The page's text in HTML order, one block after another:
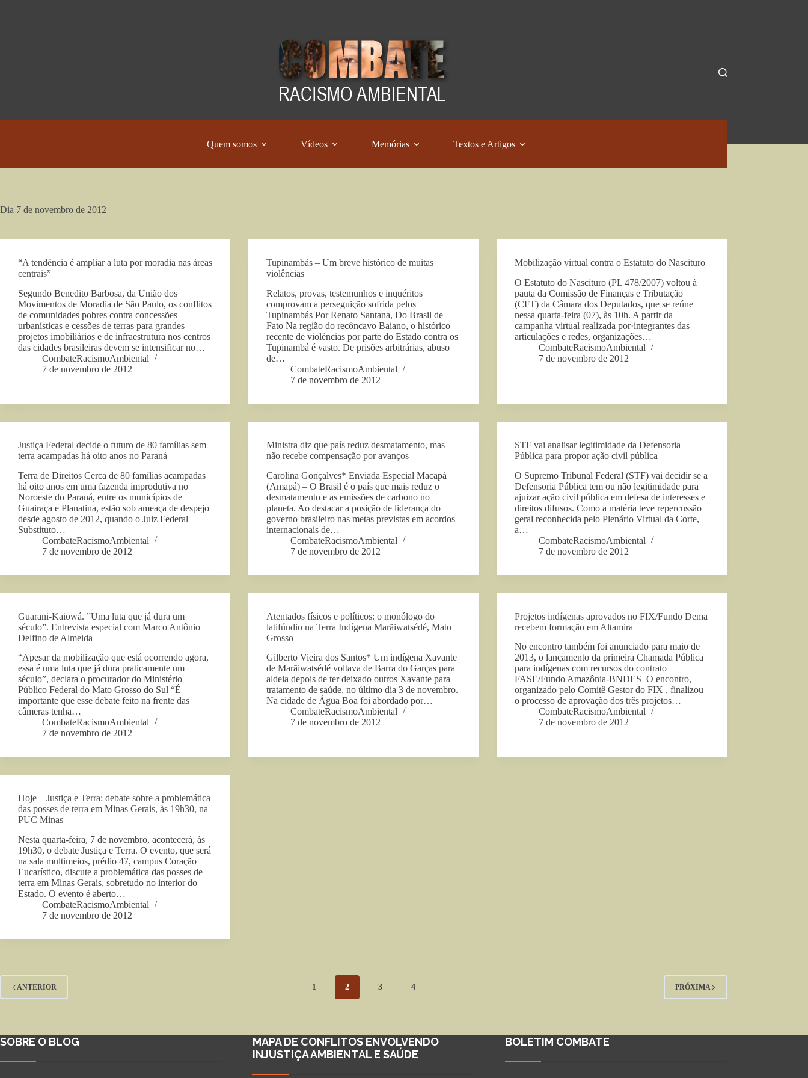
Quem somos Vídeos Memórias Textos e Artigos
Dia 7 de novembro de 2012
“A tendência é ampliar a luta por moradia nas áreas
centrais”
Segundo Benedito Barbosa, da União dos
Movimentos de Moradia de São Paulo, os conflitos
de comunidades pobres contra concessões
urbanísticas e cessões de terras para grandes
projetos imobiliários e de infraestrutura nos centros
das cidades brasileiras devem se intensificar no…
CombateRacismoAmbiental
7 de novembro de 2012
Tupinambás – Um breve histórico de muitas
violências
Relatos, provas, testemunhos e inquéritos
comprovam a perseguição sofrida pelos
Tupinambás Por Renato Santana, Do Brasil de
Fato Na região do recôncavo Baiano, o histórico
recente de violências por parte do Estado contra os
Tupinambá é vasto. De prisões arbitrárias, abuso
de…
CombateRacismoAmbiental
7 de novembro de 2012
Mobilização virtual contra o Estatuto do Nascituro
O Estatuto do Nascituro (PL 478/2007) voltou à
pauta da Comissão de Finanças e Tributação
(CFT) da Câmara dos Deputados, que se reúne
nessa quarta-feira (07), às 10h. A partir da
campanha virtual realizada por·integrantes das
articulações e redes, organizações…
CombateRacismoAmbiental
7 de novembro de 2012
Justiça Federal decide o futuro de 80 famílias sem
terra acampadas há oito anos no Paraná
Terra de Direitos Cerca de 80 famílias acampadas
há oito anos em uma fazenda improdutiva no
Noroeste do Paraná, entre os municípios de
Guairaça e Planatina, estão sob ameaça de despejo
desde agosto de 2012, quando o Juiz Federal
Substituto…
CombateRacismoAmbiental
7 de novembro de 2012
Ministra diz que país reduz desmatamento, mas
não recebe compensação por avanços
Carolina Gonçalves* Enviada Especial Macapá
(Amapá) – O Brasil é o país que mais reduz o
desmatamento e as emissões de carbono no
planeta. Ao destacar a posição de liderança do
governo brasileiro nas metas previstas em acordos
internacionais de…
CombateRacismoAmbiental
7 de novembro de 2012
STF vai analisar legitimidade da Defensoria
Pública para propor ação civil pública
O Supremo Tribunal Federal (STF) vai decidir se a
Defensoria Pública tem ou não legitimidade para
ajuizar ação civil pública em defesa de interesses e
direitos difusos. Como a matéria teve repercussão
geral reconhecida pelo Plenário Virtual da Corte,
a…
CombateRacismoAmbiental
7 de novembro de 2012
Guarani-Kaiowá. ”Uma luta que já dura um
século”. Entrevista especial com Marco Antônio
Delfino de Almeida
“Apesar da mobilização que está ocorrendo agora,
essa é uma luta que já dura praticamente um
século”, declara o procurador do Ministério
Público Federal do Mato Grosso do Sul “É
importante que esse debate feito na frente das
câmeras tenha…
CombateRacismoAmbiental
7 de novembro de 2012
Atentados físicos e políticos: o monólogo do
latifúndio na Terra Indígena Marãiwatsédé, Mato
Grosso
Gilberto Vieira dos Santos* Um indígena Xavante
de Marãiwatsédé voltava de Barra do Garças para
aldeia depois de ter deixado outros Xavante para
tratamento de saúde, no último dia 3 de novembro.
Na cidade de Água Boa foi abordado por…
CombateRacismoAmbiental
7 de novembro de 2012
Projetos indígenas aprovados no FIX/Fundo Dema
recebem formação em Altamira
No encontro também foi anunciado para maio de
2013, o lançamento da primeira Chamada Pública
para indígenas com recursos do contrato
FASE/Fundo Amazônia-BNDES O encontro,
organizado pelo Comitê Gestor do FIX , finalizou
o processo de aprovação dos três projetos…
CombateRacismoAmbiental
7 de novembro de 2012
Hoje – Justiça e Terra: debate sobre a problemática
das posses de terra em Minas Gerais, às 19h30, na
PUC Minas
Nesta quarta-feira, 7 de novembro, acontecerá, às
19h30, o debate Justiça e Terra. O evento, que será
na sala multimeios, prédio 47, campus Coração
Eucarístico, discute a problemática das posses de
terra em Minas Gerais, sobretudo no interior do
Estado. O evento é aberto…
CombateRacismoAmbiental
7 de novembro de 2012
ANTERIOR 1 2 3 4 PRÓXIMA
SOBRE O BLOG
MAPA DE CONFLITOS ENVOLVENDO
INJUSTIÇA AMBIENTAL E SAÚDE
BOLETIM COMBATE